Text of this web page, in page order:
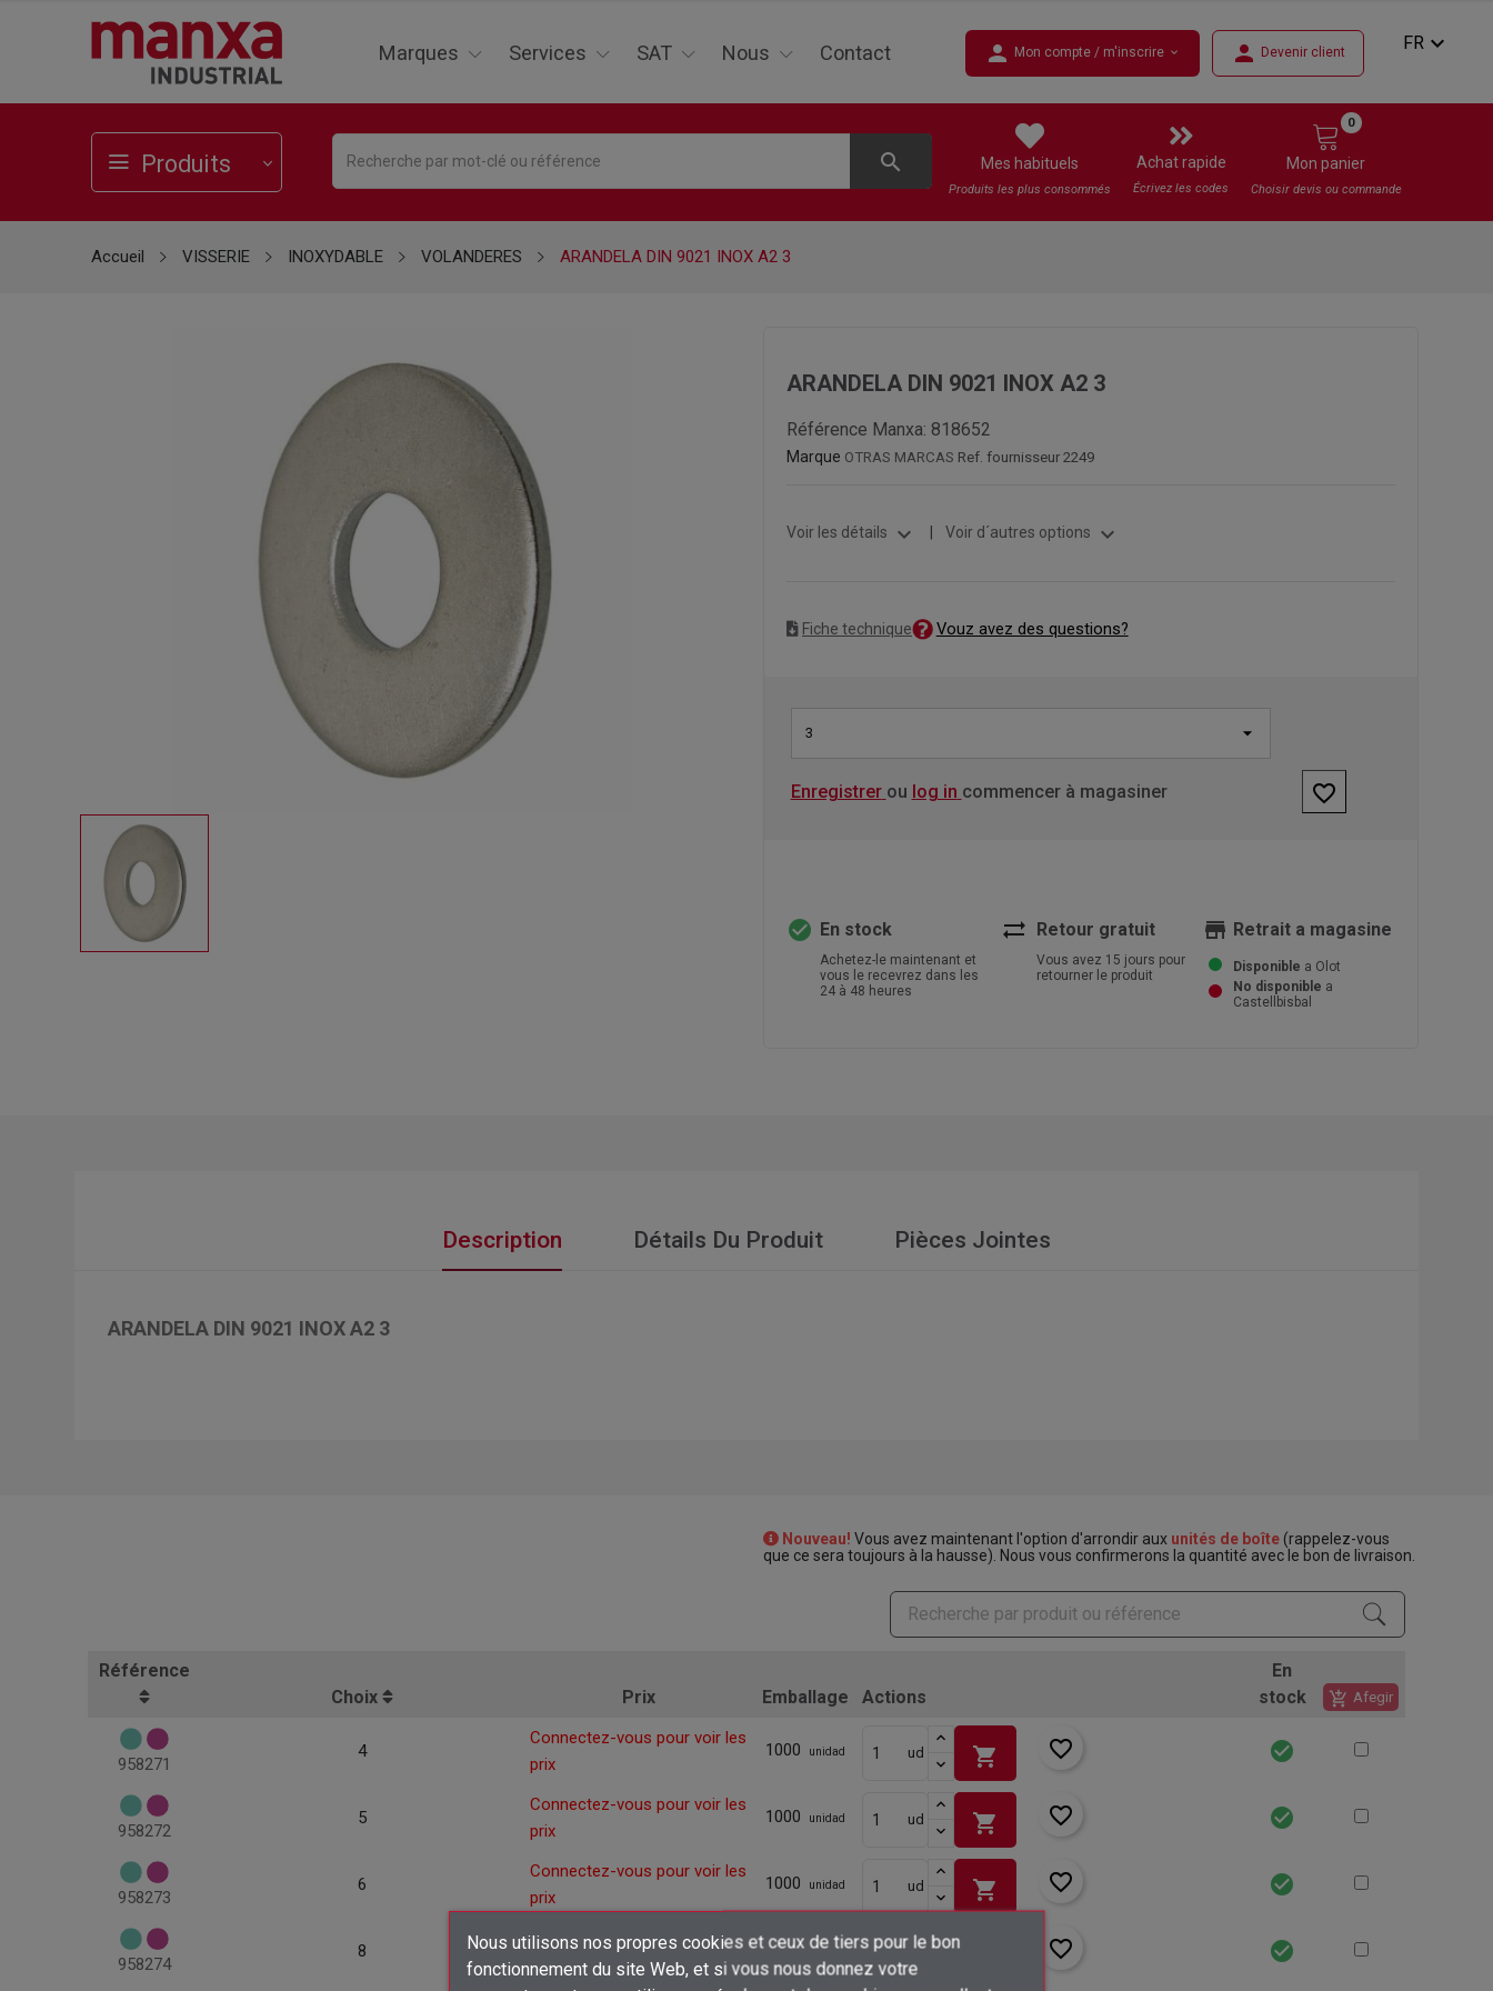
Créer une liste d'envies ×
Marques Services SAT Nous Contact person Mon compte / m'inscrire expand_more person Devenir client FR expand_more
Produits search Mes habituels
Produits les plus consommés
Achat rapide
Écrivez les codes
Mon panier
0
Choisir devis ou commande
Nous utilisons nos propres cookies et ceux de tiers pour le bon
fonctionnement du site Web, et si vous nous donnez votre
Accueil VISSERIE INOXYDABLE VOLANDERES ARANDELA DIN 9021 INOX A2 3
ARANDELA DIN 9021 INOX A2 3
Référence Manxa: 818652
Marque OTRAS MARCAS Ref. fournisseur 2249
Voir les détails expand_more Voir d´autres options expand_more
Fiche technique Vouz avez des questions?
3
Enregistrer ou log in commencer à magasiner favorite_border
check_circle En stock
Achetez-le maintenant et
vous le recevrez dans les
24 à 48 heures
sync_alt Retour gratuit
Vous avez 15 jours pour
retourner le produit
store Retrait a magasine
Disponible a Olot
No disponible a
Castellbisbal
Description Détails Du Produit Pièces Jointes
ARANDELA DIN 9021 INOX A2 3
Nouveau! Vous avez maintenant l'option d'arrondir aux unités de boîte (rappelez-vous
que ce sera toujours à la hausse). Nous vous confirmerons la quantité avec le bon de livraison.
Référence
Choix
Prix Emballage Actions
En
stock
add_shopping_cart Afegir
958271
4
Connectez-vous pour voir les
prix
1000 unidad ud shopping_cart favorite_border check_circle
958272
5
Connectez-vous pour voir les
prix
1000 unidad ud shopping_cart favorite_border check_circle
958273
6
Connectez-vous pour voir les
prix
1000 unidad ud shopping_cart favorite_border check_circle
958274
8
Connectez-vous pour voir les
prix
200 unidad ud favorite_border check_circle